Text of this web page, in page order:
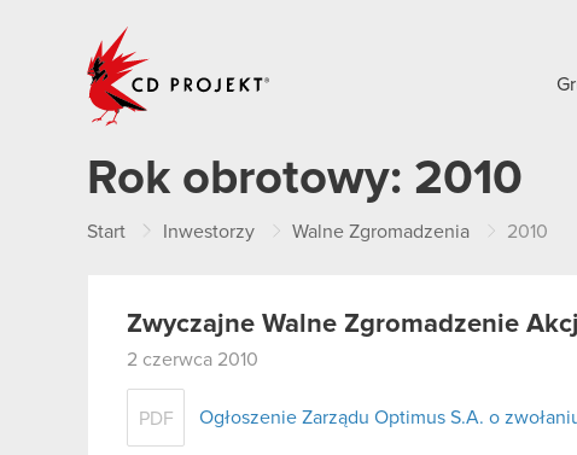
Rok obrotowy: 2010
Start Inwestorzy Walne Zgromadzenia 2010
Zwyczajne Walne Zgromadzenie
2 czerwca 2010
PDF Ogłoszenie Zarządu Optimus S.A. o